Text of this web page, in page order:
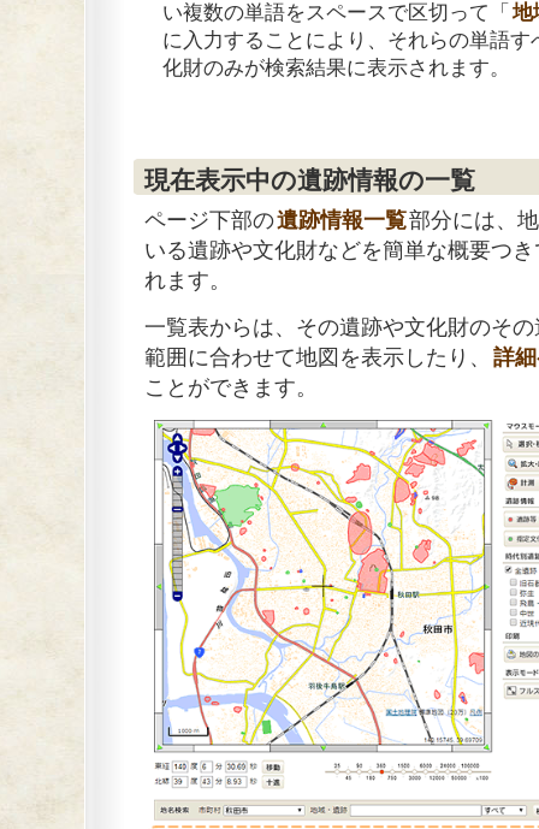
い複数の単語をスペースで区切って「 地
に入力することにより、それらの単語
化財のみが検索結果に表示されます。
現在表示中の遺跡情報の一覧
ページ下部の遺跡情報一覧部分には、
いる遺跡や文化財などを簡単な概要つ
れます。
一覧表からは、その遺跡や文化財のそ
範囲に合わせて地図を表示したり、 詳
ことができます。